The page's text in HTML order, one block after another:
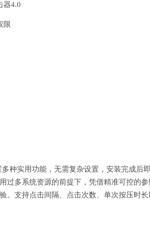
器4.0
限
种实用功能，无需复杂设置，安装完成后
过多系统资源的前提下，凭借精准可控的
。支持点击间隔、点击次数、单次按压时